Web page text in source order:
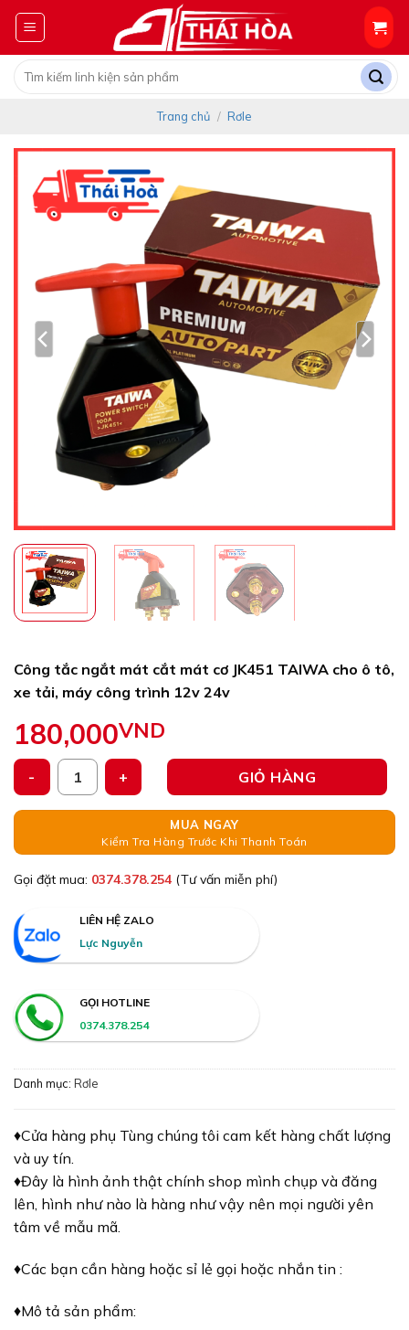
Skip
content
kiếm:
Trang chủ / Rơle
Công tắc ngắt mát cắt mát cơ JK451 TAIWA cho ô tô,
xe tải, máy công trình 12v 24v
180,000VND
Công tắc ngắt mát cắt mát cơ JK451 TAIWA cho ô tô, xe
GIỎ HÀNG
MUA NGAY
Kiểm Tra Hàng Trước Khi Thanh Toán
Gọi đặt mua: 0374.378.254 (Tư vấn miễn phí)
LIÊN HỆ ZALO
Lực Nguyễn
GỌI HOTLINE
0374.378.254
Danh mục: Rơle
♦️Cửa hàng phụ Tùng chúng tôi cam kết hàng chất lượng
và uy tín.
♦️Đây là hình ảnh thật chính shop mình chụp và đăng
lên, hình như nào là hàng như vậy nên mọi người yên
tâm về mẫu mã.
♦️Các bạn cần hàng hoặc sỉ lẻ gọi hoặc nhắn tin :
♦️Mô tả sản phẩm: